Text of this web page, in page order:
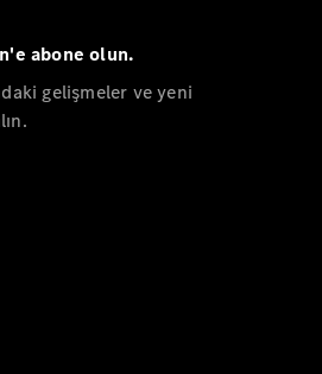
abone olun.
gelişmeler ve yeni